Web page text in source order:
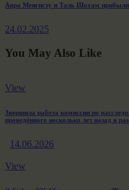
Next
Авра Менгисту и Таль Шохам прибыли
24.02.2025
You May Also Like
View
Звершила работа комиссии по
проведённого несколько лет назад в
14.06.2026
View